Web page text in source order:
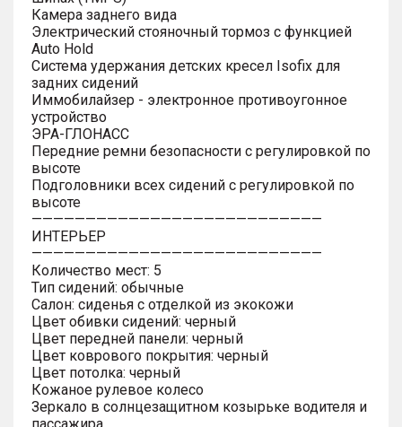
Камера заднего вида
Электрический стояночный тормоз с функцией
Auto Hold
Система удержания детских кресел Isofix для
задних сидений
Иммобилайзер - электронное противоугонное
устройство
ЭРА-ГЛОНАСС
Передние ремни безопасности с регулировкой по
высоте
Подголовники всех сидений с регулировкой по
высоте
———————————————————————————
ИНТЕРЬЕР
———————————————————————————
Количество мест: 5
Тип сидений: обычные
Салон: сиденья с отделкой из экокожи
Цвет обивки сидений: черный
Цвет передней панели: черный
Цвет коврового покрытия: черный
Цвет потолка: черный
Кожаное рулевое колесо
Зеркало в солнцезащитном козырьке водителя и
пассажира